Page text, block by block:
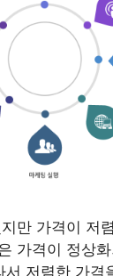
만 가격이 저
가격이 정상
서 저렴한 가격